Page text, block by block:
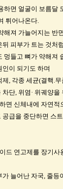
면 얼굴이 보름달
튀어나온다.
져 가늘어지는 반
피부가 트는 것처
들고 뼈가 약해져
이 되기도 하며
, 각종 세균(결핵.
단, 위염· 위궤양을
면 신체내에 자연적
급을 중단하면 스
드 연고제를 장기
늘어난 자국, 줄등